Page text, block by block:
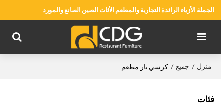
الجملة الأزياء الرائدة التجارية والمطعم الأثاث الصين الصانع والمورد
منزل / جميع / كرسي بار مطعم
فئات